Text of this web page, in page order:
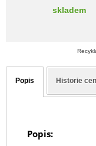
skladem
Popis Historie cen
Popis: